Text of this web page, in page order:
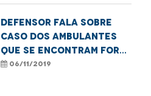
Defensor fala sobre
caso dos ambulantes
que se encontram fora
dos terminais
06/11/2019